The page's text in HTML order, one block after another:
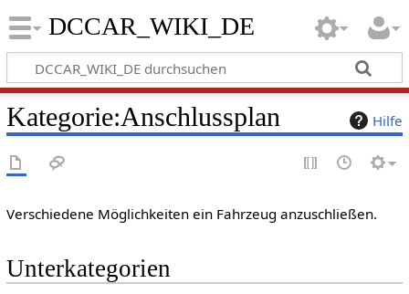
DCCAR_WIKI_DE
Hilfe
Kategorie:Anschlussplan
Verschiedene Möglichkeiten ein Fahrzeug anzuschließen.
Unterkategorien